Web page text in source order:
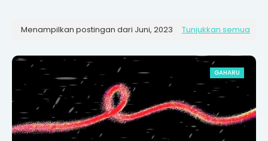
Menampilkan postingan dari Juni, 2023 Tunjukkan semua
GAHARU